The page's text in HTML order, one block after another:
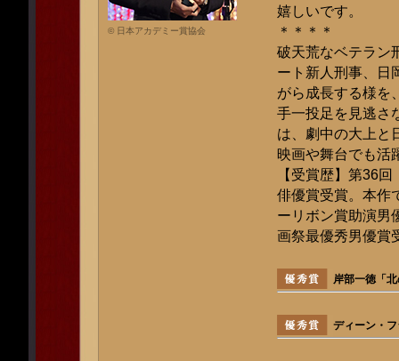
© 日本アカデミー賞協会
嬉しいです。
＊＊＊＊
破天荒なベテラン
ート新人刑事、日
がら成長する様を
手一投足を見逃さ
は、劇中の大上と
映画や舞台でも活
【受賞歴】第36
俳優賞受賞。本作
ーリボン賞助演男
画祭最優秀男優賞
岸部一徳「
ディーン・